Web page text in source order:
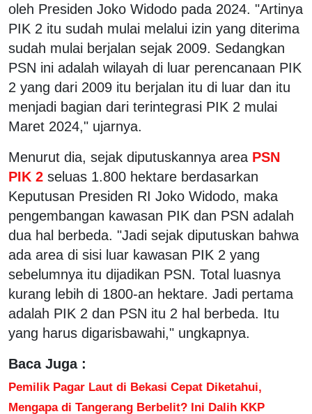
oleh Presiden Joko Widodo pada 2024. "Artinya
PIK 2 itu sudah mulai melalui izin yang diterima
sudah mulai berjalan sejak 2009. Sedangkan
PSN ini adalah wilayah di luar perencanaan PIK
2 yang dari 2009 itu berjalan itu di luar dan itu
menjadi bagian dari terintegrasi PIK 2 mulai
Maret 2024," ujarnya.
Menurut dia, sejak diputuskannya area PSN
PIK 2 seluas 1.800 hektare berdasarkan
Keputusan Presiden RI Joko Widodo, maka
pengembangan kawasan PIK dan PSN adalah
dua hal berbeda. "Jadi sejak diputuskan bahwa
ada area di sisi luar kawasan PIK 2 yang
sebelumnya itu dijadikan PSN. Total luasnya
kurang lebih di 1800-an hektare. Jadi pertama
adalah PIK 2 dan PSN itu 2 hal berbeda. Itu
yang harus digarisbawahi," ungkapnya.
Baca Juga :
Pemilik Pagar Laut di Bekasi Cepat Diketahui,
Mengapa di Tangerang Berbelit? Ini Dalih KKP